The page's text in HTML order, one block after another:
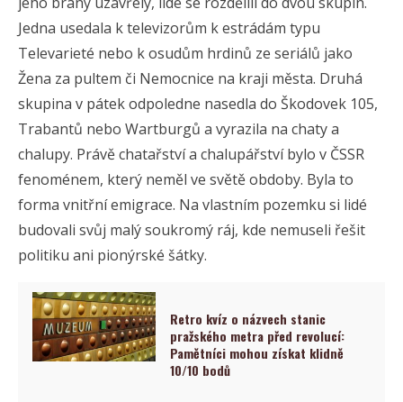
Jedna usedala k televizorům k estrádám typu
Televarieté nebo k osudům hrdinů ze seriálů jako
Žena za pultem či Nemocnice na kraji města. Druhá
skupina v pátek odpoledne nasedla do Škodovek 105,
Trabantů nebo Wartburgů a vyrazila na chaty a
chalupy. Právě chatařství a chalupářství bylo v ČSSR
fenoménem, který neměl ve světě obdoby. Byla to
forma vnitřní emigrace. Na vlastním pozemku si lidé
budovali svůj malý soukromý ráj, kde nemuseli řešit
politiku ani pionýrské šátky.
Retro kvíz o názvech stanic
pražského metra před revolucí:
Pamětníci mohou získat klidně
10/10 bodů